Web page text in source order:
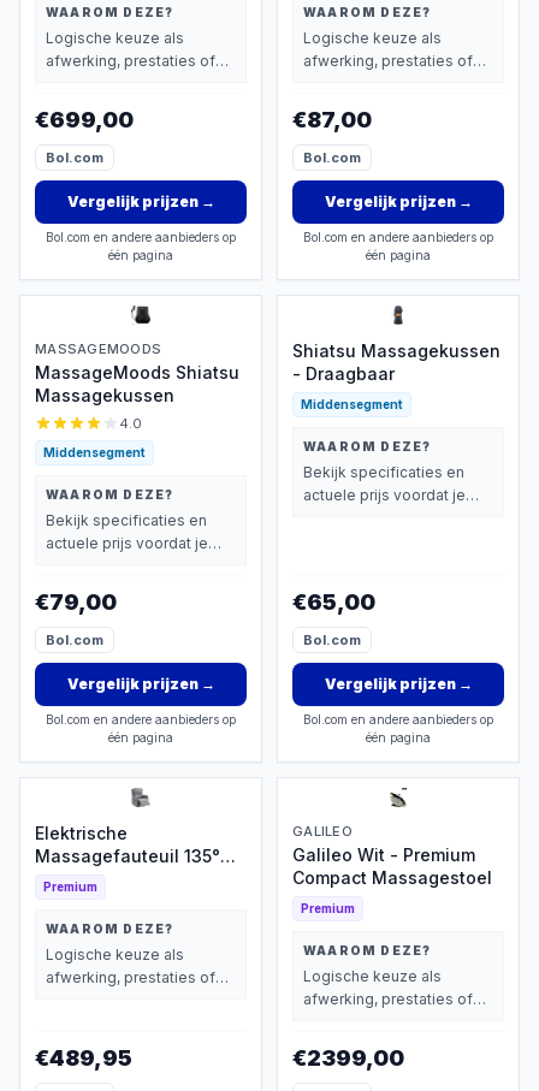
WAAROM DEZE?
Logische keuze als
afwerking, prestaties of
€699,00
Bol.com
Vergelijk prijzen→
Bol.com en andere aanbieders op
één pagina
WAAROM DEZE?
Logische keuze als
afwerking, prestaties of
€87,00
Bol.com
Vergelijk prijzen→
Bol.com en andere aanbieders op
één pagina
MASSAGEMOODS
MassageMoods Shiatsu
Massagekussen
4.0
Middensegment
WAAROM DEZE?
Bekijk specificaties en
actuele prijs voordat je
€79,00
Bol.com
Vergelijk prijzen→
Bol.com en andere aanbieders op
één pagina
Shiatsu Massagekussen
- Draagbaar
Middensegment
WAAROM DEZE?
Bekijk specificaties en
actuele prijs voordat je
€65,00
Bol.com
Vergelijk prijzen→
Bol.com en andere aanbieders op
één pagina
Elektrische
Massagefauteuil 135°
Kantelbaar
Premium
WAAROM DEZE?
Logische keuze als
afwerking, prestaties of
€489,95
GALILEO
Galileo Wit - Premium
Compact Massagestoel
Premium
WAAROM DEZE?
Logische keuze als
afwerking, prestaties of
€2399,00